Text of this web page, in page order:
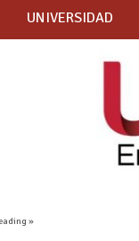
UNIVERSIDAD
»